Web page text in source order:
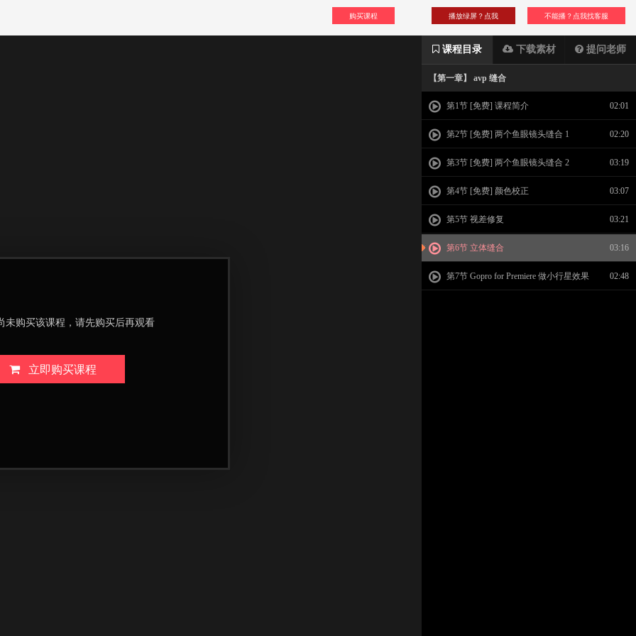
购买课程 不能播？点我找客服
播放绿屏？点我
课程目录 下载素材 提问老师
【第一章】 avp 缝合
第1节 [免费] 课程简介 02:01
第2节 [免费] 两个鱼眼镜头缝合 1 02:20
第3节 [免费] 两个鱼眼镜头缝合 2 03:19
第4节 [免费] 颜色校正 03:07
第5节 视差修复 03:21
第6节 立体缝合 03:16
第7节 Gopro for Premiere 做小行星效果 02:48
未购买该课程，请先购买后再观看
立即购买课程